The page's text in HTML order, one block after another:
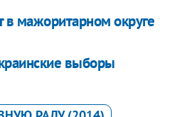
мажоритарном округе
выборы